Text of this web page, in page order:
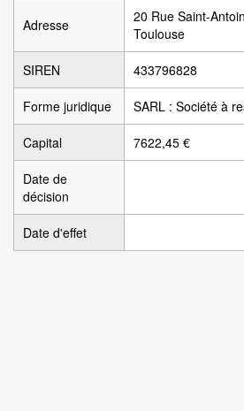
Adresse
20 Rue Saint-
Toulouse
SIREN 433796828
Forme juridique SARL : Société à
Capital 7622,45 €
Date de
décision
Date d'effet